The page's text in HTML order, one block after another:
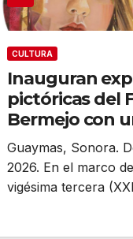
CULTURA
Inauguran
pictóricas del
Bermejo con
maestro
Arteche
Guaymas, Sonora.
2026. En el marco
vigésima tercera